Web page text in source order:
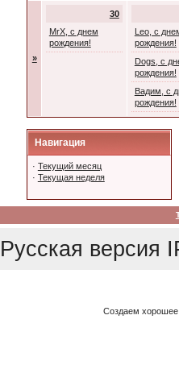
»
30
MrX, с днем
рождения!
Leo, с
рождения!
Dogs, с
рождения!
Вадим, с
рождения!
Навигация
· Текущий месяц
· Текущая неделя
Русская версия
Создаем